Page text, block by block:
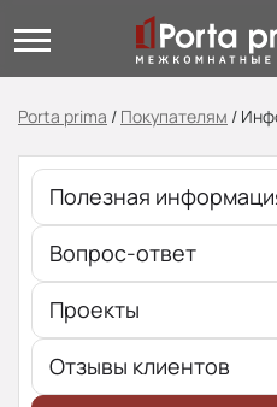
Porta prima / Покупателям /
Полезная
Вопрос-ответ
Проекты
Отзывы клиентов